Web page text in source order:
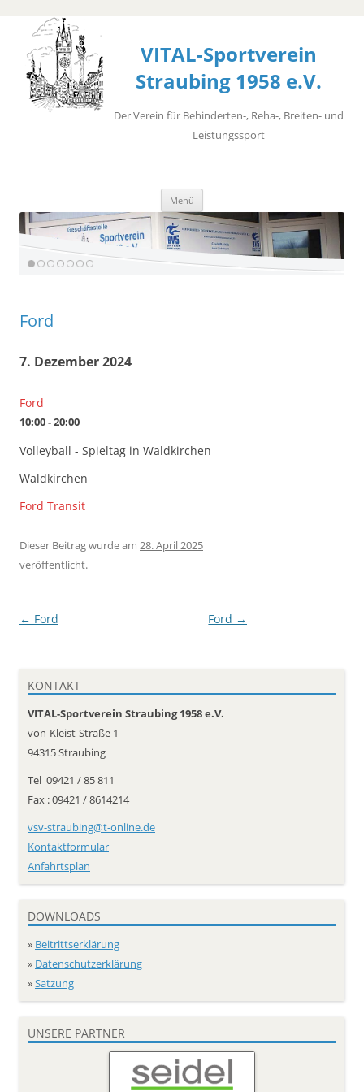
VITAL-Sportverein
Straubing 1958 e.V.
Der Verein für Behinderten-, Reha-, Breiten- und
Leistungssport
Menü
springen
Ford
7. Dezember 2024
Ford
10:00 - 20:00
Volleyball - Spieltag in Waldkirchen
Waldkirchen
Ford Transit
Dieser Beitrag wurdeam 28. April 2025
veröffentlicht.
Beitragsnavigation
← Ford Ford →
KONTAKT
VITAL-Sportverein Straubing 1958 e.V.
von-Kleist-Straße 1
94315 Straubing
Tel 09421 / 85 811
Fax : 09421 / 8614214
vsv-straubing@t-online.de
Kontaktformular
Anfahrtsplan
DOWNLOADS
» Beitrittserklärung
» Datenschutzerklärung
»Satzung
UNSERE PARTNER